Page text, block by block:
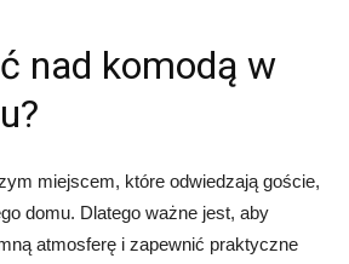
nad komodą w
miejscem, które odwiedzają goście,
domu. Dlatego ważne jest, aby
atmosferę i zapewnić praktyczne